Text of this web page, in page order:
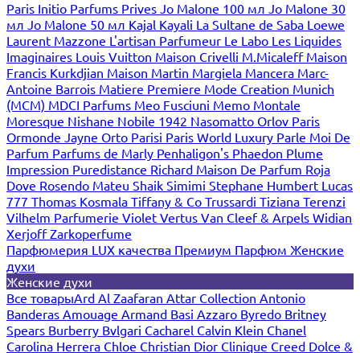
Paris Initio Parfums Prives Jo Malone 100 мл Jo Malone 30
мл Jo Malone 50 мл Kajal Kayali La Sultane de Saba Loewe
Laurent Mazzone L'artisan Parfumeur Le Labo Les Liquides
Imaginaires Louis Vuitton Maison Crivelli M.Micaleff Maison
Francis Kurkdjian Maison Martin Margiela Mancera Marc-
Antoine Barrois Matiere Premiere Mode Creation Munich
(MCM) MDCI Parfums Meo Fusciuni Memo Montale
Moresque Nishane Nobile 1942 Nasomatto Orlov Paris
Ormonde Jayne Orto Parisi Paris World Luxury Parle Moi De
Parfum Parfums de Marly Penhaligon's Phaedon Plume
Impression Puredistance Richard Maison De Parfum Roja
Dove Rosendo Mateu Shaik Simimi Stephane Humbert Lucas
777 Thomas Kosmala Tiffany & Co Trussardi Tiziana Terenzi
Vilhelm Parfumerie Violet Vertus Van Cleef & Arpels Widian
XerjoffZarkoperfume
Парфюмерия LUX качества Премиум Парфюм Женские
духи
Женские духи
Все товарыArd Al Zaafaran Attar Collection Antonio
Banderas Amouage Armand Basi Azzaro Byredo Britney
Spears Burberry Bvlgari Cacharel Calvin Klein Chanel
Carolina Herrera Chloe Christian Dior Clinique Creed Dolce &